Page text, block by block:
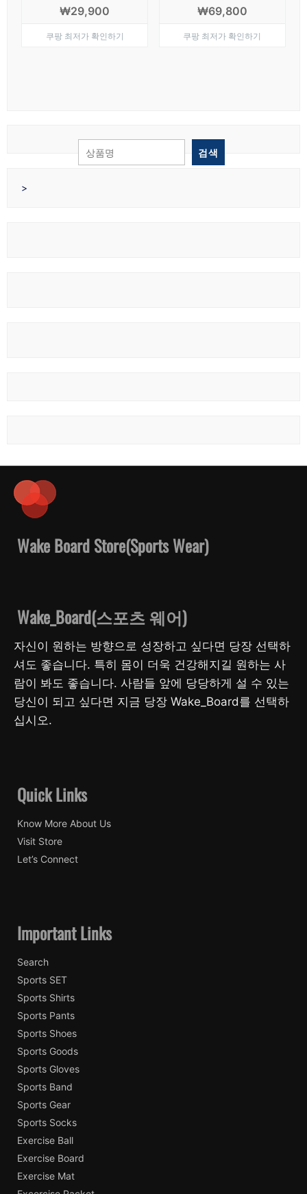
₩29,900
쿠팡 최저가 확인하기
₩69,800
쿠팡 최저가 확인하기
검색
>
Wake Board Store(Sports Wear)
Wake_Board(스포츠 웨어)
자신이 원하는 방향으로 성장하고 싶다면 당장 선택하
셔도 좋습니다. 특히 몸이 더욱 건강해지길 원하는 사
람이 봐도 좋습니다. 사람들 앞에 당당하게 설 수 있는
당신이 되고 싶다면 지금 당장 Wake_Board를 선택하
십시오.
Quick Links
Know More About Us
Visit Store
Let’s Connect
Important Links
Search
Sports SET
Sports Shirts
Sports Pants
Sports Shoes
Sports Goods
Sports Gloves
Sports Band
Sports Gear
Sports Socks
Exercise Ball
Exercise Board
Exercise Mat